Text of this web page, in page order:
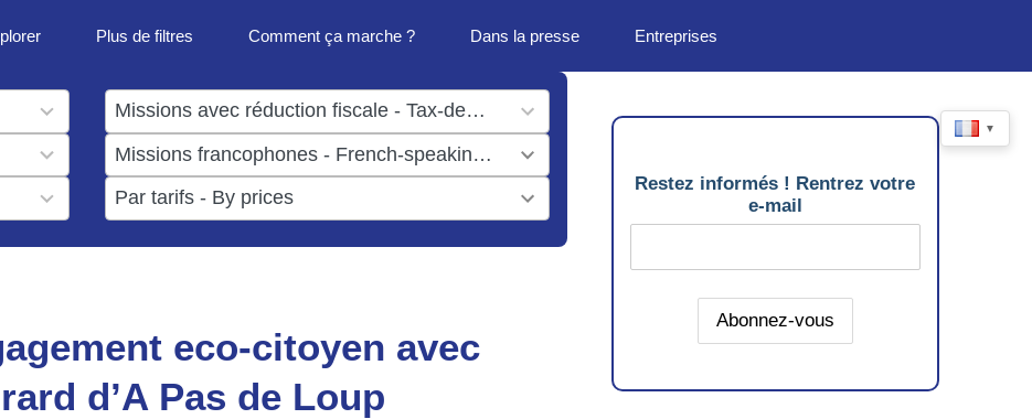
Plus de filtres Comment ça marche ? Dans la presse Entreprises
▼
result
available
result
available
results
available
eco-citoyen avec
d’A Pas de Loup
Restez informés ! Rentrez votre
e-mail